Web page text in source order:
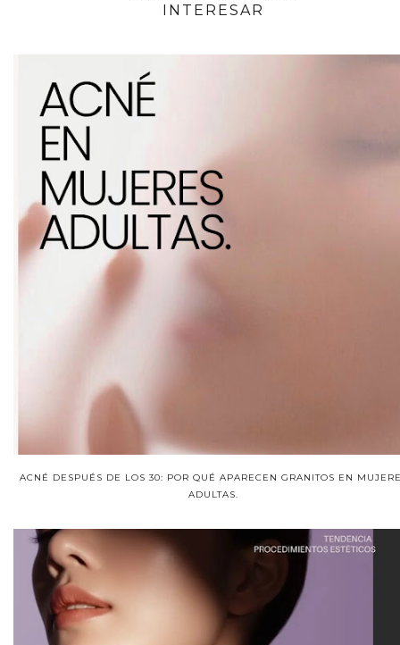
INTERESAR
ACNÉ DESPUÉS DE LOS 30: POR QUÉ APARECEN GRANITOS EN
ADULTAS.